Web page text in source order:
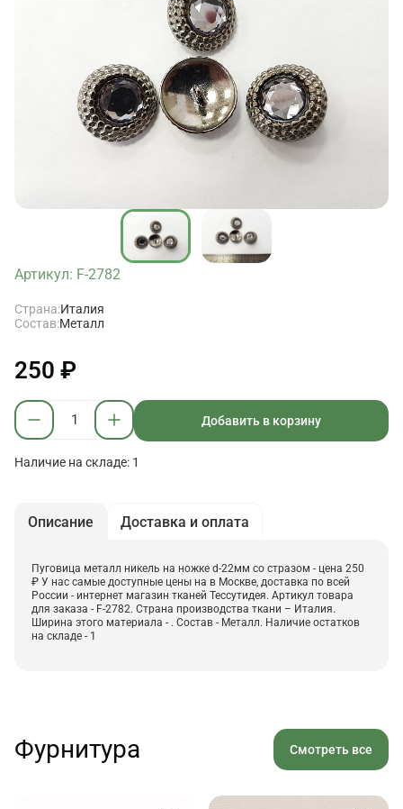
Артикул: F-2782
Страна:Италия
Состав:Металл
250 ₽
Добавить в корзину
Наличие на складе: 1
Описание Доставка и оплата
Пуговица металл никель на ножке d-22мм со стразом - цена 250
₽ У нас самые доступные цены на в Москве, доставка по всей
России - интернет магазин тканей Тессутидея. Артикул товара
для заказа - F-2782. Страна производства ткани – Италия.
Ширина этого материала - . Состав - Металл. Наличие остатков
на складе - 1
Фурнитура Смотреть все